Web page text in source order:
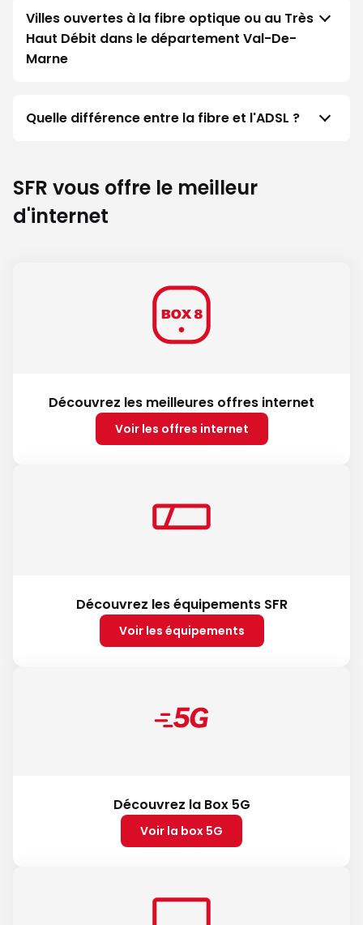
Villes ouvertes à la fibre optique ou au Très
Haut Débit dans le département Val-De-
Marne
Quelle différence entre la fibre et l'ADSL ?
SFR vous offre le meilleur
d'internet
Découvrez les meilleures offres internet
Voir les offres internet
Découvrez les équipements SFR
Voir les équipements
Découvrez la Box 5G
Voir la box 5G